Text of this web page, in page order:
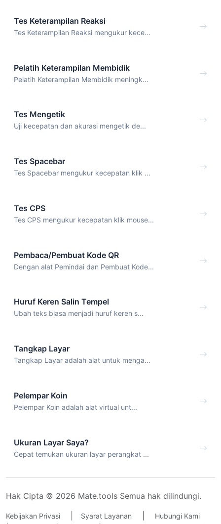
Tes Keterampilan Reaksi
Tes Keterampilan Reaksi mengukur kece...
Pelatih Keterampilan Membidik
Pelatih Keterampilan Membidik meningk...
Tes Mengetik
Uji kecepatan dan akurasi mengetik de...
Tes Spacebar
Tes Spacebar mengukur kecepatan klik ...
Tes CPS
Tes CPS mengukur kecepatan klik mouse...
Pembaca/Pembuat Kode QR
Dengan alat Pemindai dan Pembuat Kode...
Huruf Keren Salin Tempel
Ubah teks biasa menjadi huruf keren s...
Tangkap Layar
Tangkap Layar adalah alat untuk menga...
Pelempar Koin
Pelempar Koin adalah alat virtual unt...
Ukuran Layar Saya?
Cepat temukan ukuran layar perangkat ...
Hak Cipta © 2026 Mate.tools Semua hak dilindungi.
Kebijakan Privasi Syarat Layanan Hubungi Kami